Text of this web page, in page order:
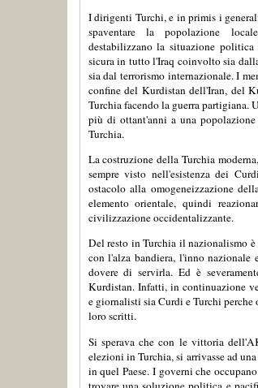
I dirigenti Turchi, e in primis i
spaventare la popolazione
destabilizzano la situazione
sicura in tutto l'Iraq coinvolto sia
sia dal terrorismo internazionale. I
confine del Kurdistan dell'Iran, del
Turchia facendo la guerra partigiana.
più di ottant'anni a una
Turchia.
La costruzione della Turchia
sempre visto nell'esistenza dei
ostacolo alla omogeneizzazione
elemento orientale, quindi
civilizzazione occidentalizzante.
Del resto in Turchia il nazionalismo
con l'alza bandiera, l'inno
dovere di servirla. Ed è
Kurdistan. Infatti, in continuazione
e giornalisti sia Curdi e Turchi perche
loro scritti.
Si sperava che con le vittoria
elezioni in Turchia, si arrivasse ad
in quel Paese. I governi che